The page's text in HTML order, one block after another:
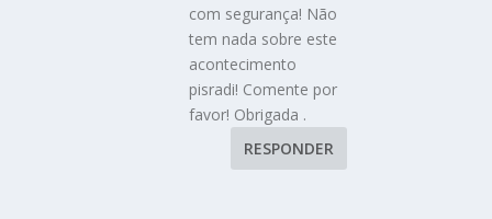
com segurança! Não
tem nada sobre este
acontecimento
pisradi! Comente por
favor! Obrigada .
RESPONDER